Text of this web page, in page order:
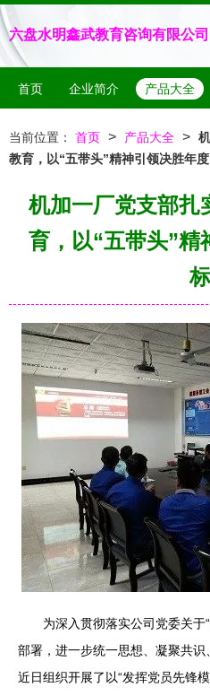
六盘水明鑫武教育咨询有限公司
首页 企业简介 产品大全
当前位置： 首页 > 产品大全 >
教育，以“五带头”精神引领决胜年
机加一厂党支部扎
育，以“五带头”精
标
为深入贯彻落实公司党委关
部署，进一步统一思想、凝聚共
近日组织开展了以“发挥党员先锋